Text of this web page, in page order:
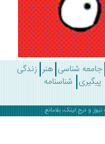
هنر زندگی
شناسنامه
لینک، بلامانع .